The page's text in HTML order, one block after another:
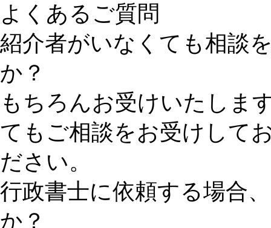
よくあるご質問
紹介者がいなくても相談
か？
もちろんお受けいたしま
てもご相談をお受けして
ださい。
行政書士に依頼する場合
か？